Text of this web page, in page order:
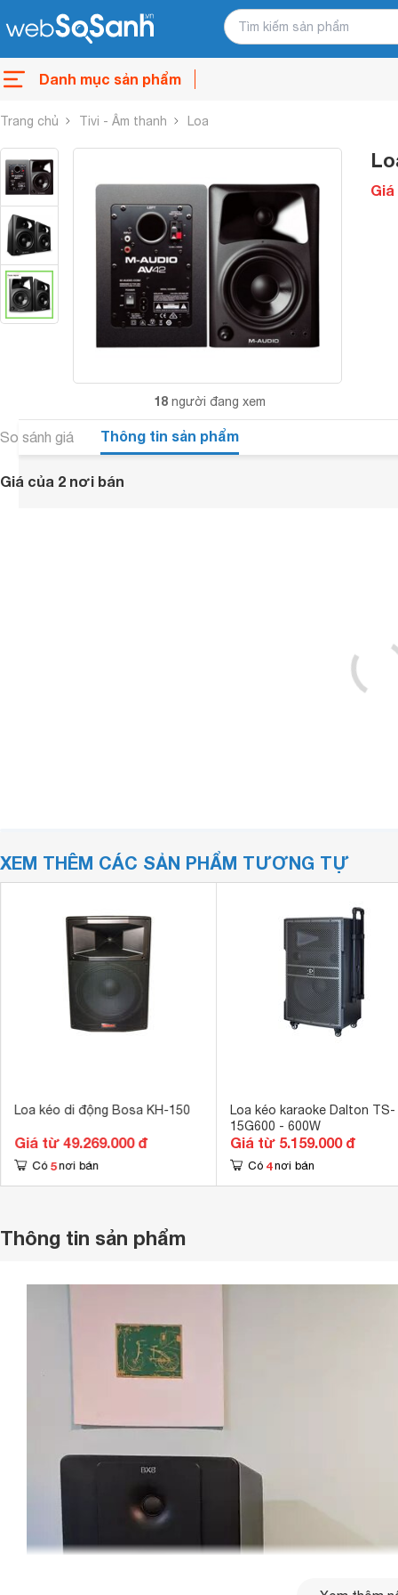
Danh mục sản phẩm
Trang chủ Tivi - Âm thanh Loa
18 người đang xem
Giá
So sánh giá Thông tin sản phẩm
Giá của 2 nơi bán
XEM THÊM CÁC SẢN PHẨM TƯƠNG TỰ
Loa kéo di động Bosa KH-150
Giá từ 49.269.000 đ
Có 5 nơi bán
Loa kéo karaoke Dalton TS-
15G600 - 600W
Giá từ 5.159.000 đ
Có 4 nơi bán
Thông tin sản phẩm